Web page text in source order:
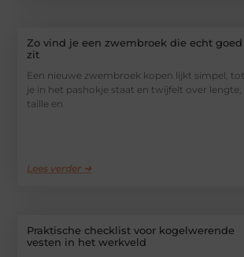
Zo vind je een zwembroek die echt goed
zit
Een nieuwe zwembroek kopen lijkt simpel, tot
je in het pashokje staat en twijfelt over lengte,
taille en
Lees verder ➜
Praktische checklist voor kogelwerende
vesten in het werkveld